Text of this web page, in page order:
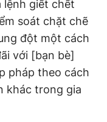
lệnh giết chết
soát chặt chẽ
đột một cách
với [bạn bè]
pháp theo cách
khác trong gia